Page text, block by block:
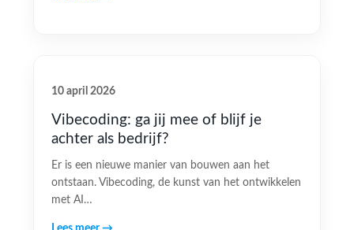
10 april 2026
Vibecoding: ga jij mee of blijf je
achter als bedrijf?
Er is een nieuwe manier van bouwen aan het
ontstaan. Vibecoding, de kunst van het ontwikkelen
met AI…